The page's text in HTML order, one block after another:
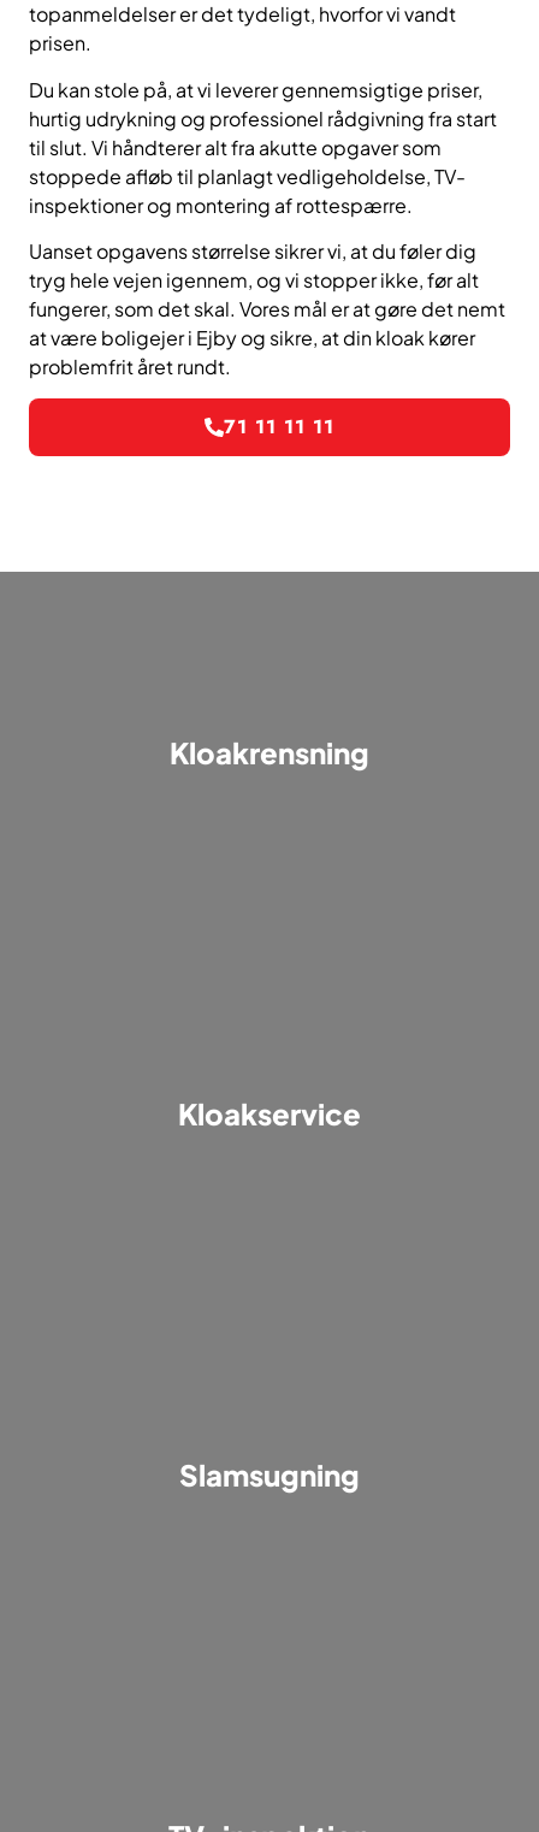
topanmeldelser er det tydeligt, hvorfor vi vandt
prisen.
Du kan stole på, at vi leverer gennemsigtige priser,
hurtig udrykning og professionel rådgivning fra start
til slut. Vi håndterer alt fra akutte opgaver som
stoppede afløb til planlagt vedligeholdelse, TV-
inspektioner og montering af rottespærre.
Uanset opgavens størrelse sikrer vi, at du føler dig
tryg hele vejen igennem, og vi stopper ikke, før alt
fungerer, som det skal. Vores mål er at gøre det nemt
at være boligejer i Ejby og sikre, at din kloak kører
problemfrit året rundt.
71 11 11 11
Kloakrensning
Kloakservice
Slamsugning